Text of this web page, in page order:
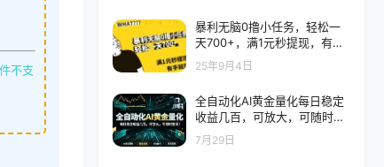
不支
暴利无脑0撸小任务，轻松一
天700+，满1元秒提现，有手
就能做
25年9月4日
全自动化AI黄金量化每日稳定
收益几百，可放大，可随时变
现！
7月29日